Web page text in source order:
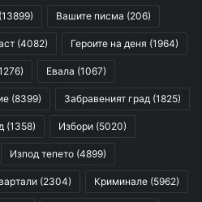
(13899) Вашите писма (206)
(4082) Героите на деня (1964)
Евала (1067)
(8399) Забравеният град (1825)
(1358) Избори (5020)
Изпод тепето (4899)
(2304) Криминале (5962)